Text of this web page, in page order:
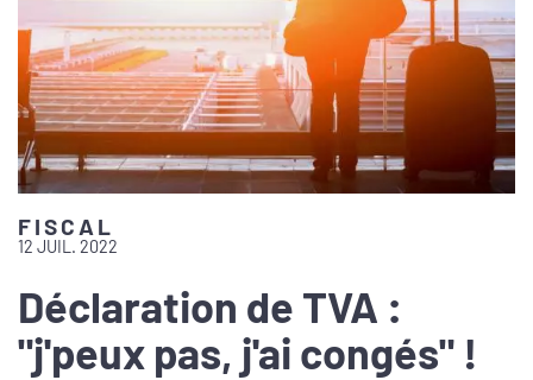
FISCAL
12 JUIL. 2022
Déclaration de TVA :
"j'peux pas, j'ai congés" !